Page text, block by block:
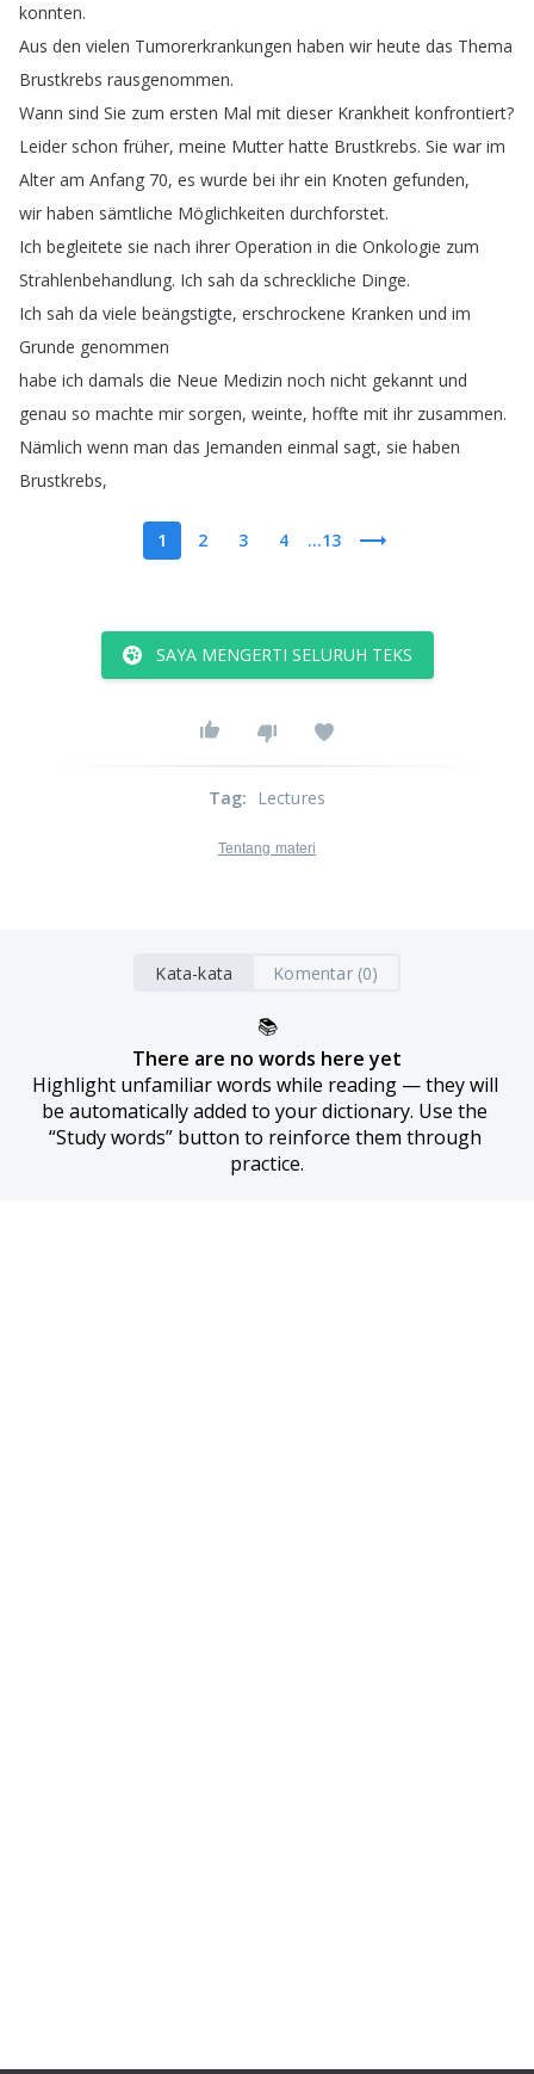
konnten.
Aus den vielen Tumorerkrankungen haben wir heute das Thema
Brustkrebs rausgenommen.
Wann sind Sie zum ersten Mal mit dieser Krankheit konfrontiert?
Leider schon früher, meine Mutter hatte Brustkrebs. Sie war im
Alter am Anfang 70, es wurde bei ihr ein Knoten gefunden,
wir haben sämtliche Möglichkeiten durchforstet.
Ich begleitete sie nach ihrer Operation in die Onkologie zum
Strahlenbehandlung. Ich sah da schreckliche Dinge.
Ich sah da viele beängstigte, erschrockene Kranken und im
Grunde genommen
habe ich damals die Neue Medizin noch nicht gekannt und
genau so machte mir sorgen, weinte, hoffte mit ihr zusammen.
Nämlich wenn man das Jemanden einmal sagt, sie haben
Brustkrebs,
1 2 3 4 ...13
SAYA MENGERTI SELURUH TEKS
Tag: Lectures
Tentang materi
Kata-kata Komentar (0)
📚
There are no words here yet
Highlight unfamiliar words while reading — they will
be automatically added to your dictionary. Use the
“Study words” button to reinforce them through
practice.